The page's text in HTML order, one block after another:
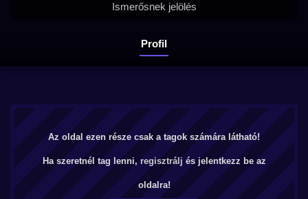
Profil
Ismerősnek jelölés
Az oldal ezen része csak a tagok számára látható!
Ha szeretnél tag lenni, regisztrálj és jelentkezz be az
oldalra!